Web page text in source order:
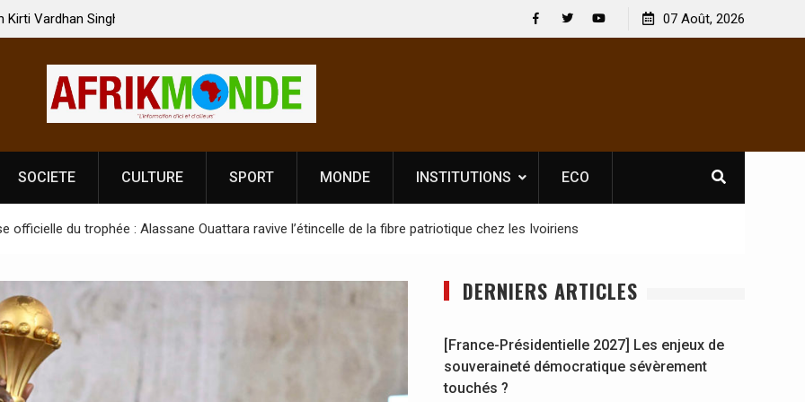
Singh à
de
Côte d’Ivoire, l’opérateur culturel Soldat Jahboy se
prononce
[France-Présidentielle 2027] Les enjeux de
souveraineté démocratique sévèrement touchés ?
07 Août, 2026
SOCIETE CULTURE SPORT MONDE INSTITUTIONS ECO
officielle du trophée : Alassane Ouattara ravive l’étincelle de la fibre patriotique chez les Ivoiriens
DERNIERS ARTICLES
[France-Présidentielle 2027] Les enjeux de
souveraineté démocratique sévèrement
touchés ?